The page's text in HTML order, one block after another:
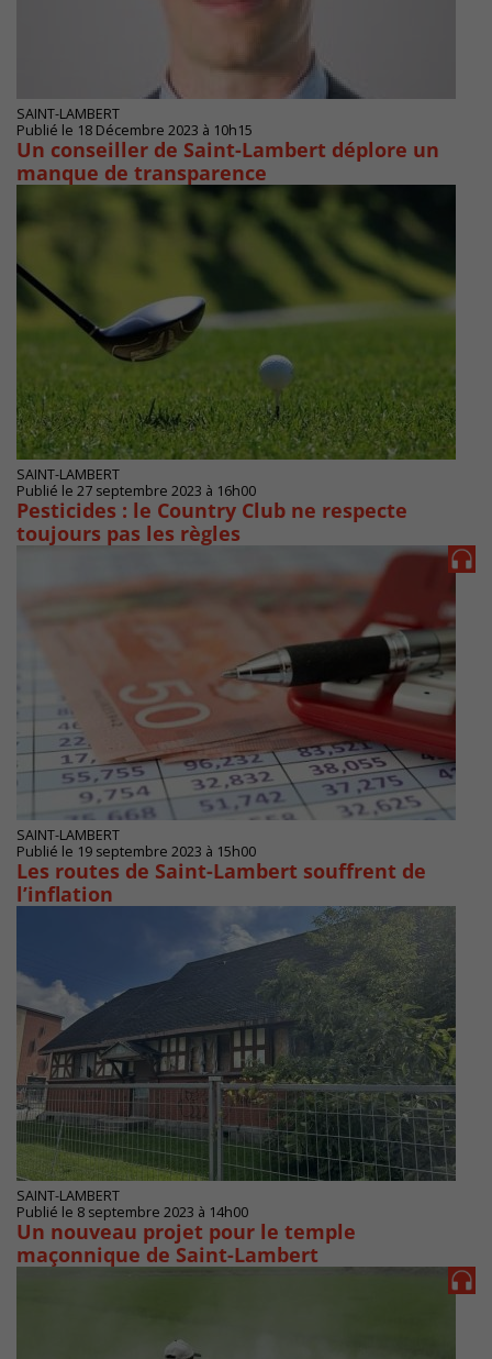
SAINT-LAMBERT
Publié le 18 Décembre 2023 à 10h15
Un conseiller de Saint-Lambert déplore un
manque de transparence
SAINT-LAMBERT
Publié le 27 septembre 2023 à 16h00
Pesticides : le Country Club ne respecte
toujours pas les règles
SAINT-LAMBERT
Publié le 19 septembre 2023 à 15h00
Les routes de Saint-Lambert souffrent de
l’inflation
SAINT-LAMBERT
Publié le 8 septembre 2023 à 14h00
Un nouveau projet pour le temple
maçonnique de Saint-Lambert